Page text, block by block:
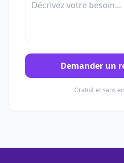
Demander un
Gratuit et sans